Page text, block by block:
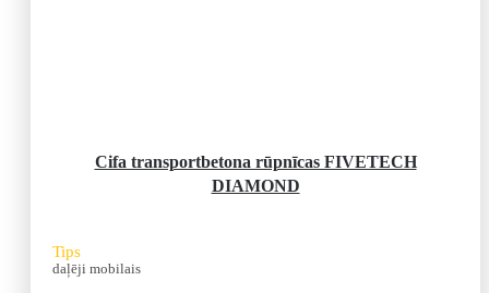
Cifa transportbetona rūpnīcas FIVETECH
DIAMOND
Tips
daļēji mobilais